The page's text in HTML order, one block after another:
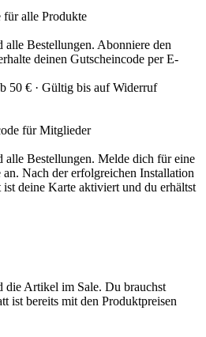
für alle Produkte
Bestellungen. Abonniere den
deinen Gutscheincode per E-
50 € · Gültig bis auf Widerruf
für Mitglieder
Bestellungen. Melde dich für eine
Nach der erfolgreichen Installation
deine Karte aktiviert und du erhältst
Artikel im Sale. Du brauchst
ist bereits mit den Produktpreisen